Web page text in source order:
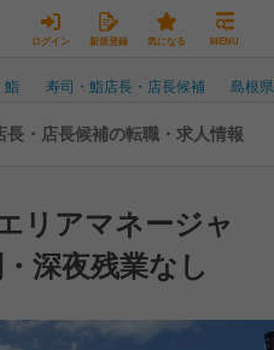
ログイン 新規登録 気になる MENU
鮨 寿司・鮨店長・店長候補 島根
・店長候補の転職・求人情報
リアマネージャ
深夜残業なし